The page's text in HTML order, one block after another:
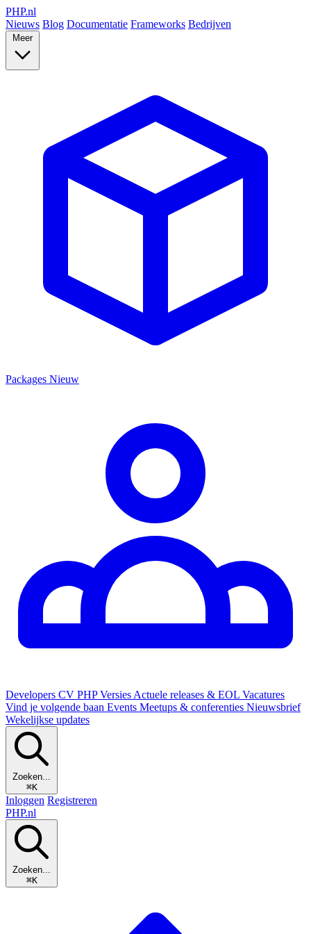
PHP.nl
Nieuws Blog Documentatie Frameworks Bedrijven
Meer
Packages Nieuw
Developers CV PHP Versies Actuele releases & EOL Vacatures
Vind je volgende baan Events Meetups & conferenties Nieuwsbrief
Wekelijkse updates
Zoeken...
⌘K
Inloggen Registreren
PHP.nl
Zoeken...
⌘K